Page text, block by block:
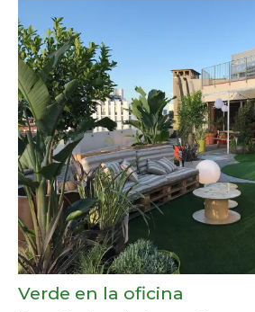
Verde en la oficina